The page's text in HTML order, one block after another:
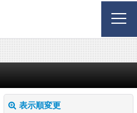
表示順変更